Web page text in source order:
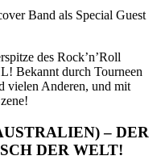
Band als Special Guest
des Rock’n’Roll
Bekannt durch Tourneen
vielen Anderen, und mit
– DER
DER WELT!